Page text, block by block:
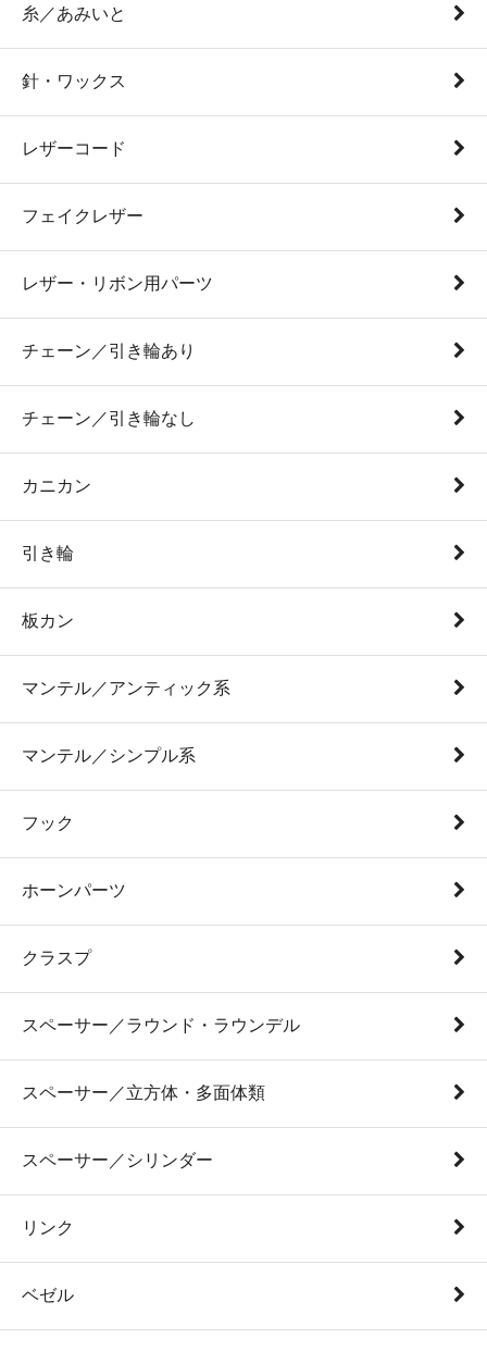
糸／あみいと
針・ワックス
レザーコード
フェイクレザー
レザー・リボン用パーツ
チェーン／引き輪あり
チェーン／引き輪なし
カニカン
引き輪
板カン
マンテル／アンティック系
マンテル／シンプル系
フック
ホーンパーツ
クラスプ
スペーサー／ラウンド・ラウンデル
スペーサー／立方体・多面体類
スペーサー／シリンダー
リンク
ベゼル